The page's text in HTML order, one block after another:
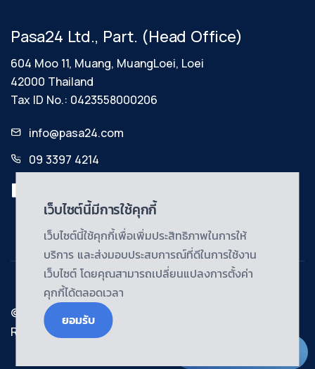
Pasa24 Ltd., Part. (Head Office)
604 Moo 11, Muang, MuangLoei, Loei
42000 Thailand
Tax ID No.: 0423558000206
info@pasa24.com
09 3397 4214
© Copyright@2024 | Pasa24 Ltd., Part. All Rights
Reserved.
เว็บไซต์นี้มีการใช้คุกกี้
เว็บไซต์นี้ใช้คุกกี้เพื่อเพิ่มประสิทธิภาพในการให้
บริการ และส่งมอบประสบการณ์ที่ดีในการใช้งาน
เว็บไซต์ โดยคุณสามารถเปลี่ยนแปลงการตั้งค่า
คุกกี้ได้ตลอดเวลา
ยอมรับ